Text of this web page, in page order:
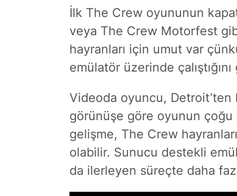
İlk The Crew oyununun
veya The Crew Motorfest
hayranları için umut var
emülatör üzerinde
Videoda oyuncu, Detroit’ten
görünüşe göre oyunun çoğu
gelişme, The Crew
olabilir. Sunucu destekli
da ilerleyen süreçte daha